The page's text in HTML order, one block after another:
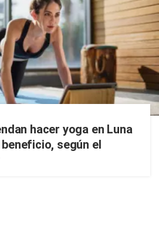
hacer yoga en Luna
según el